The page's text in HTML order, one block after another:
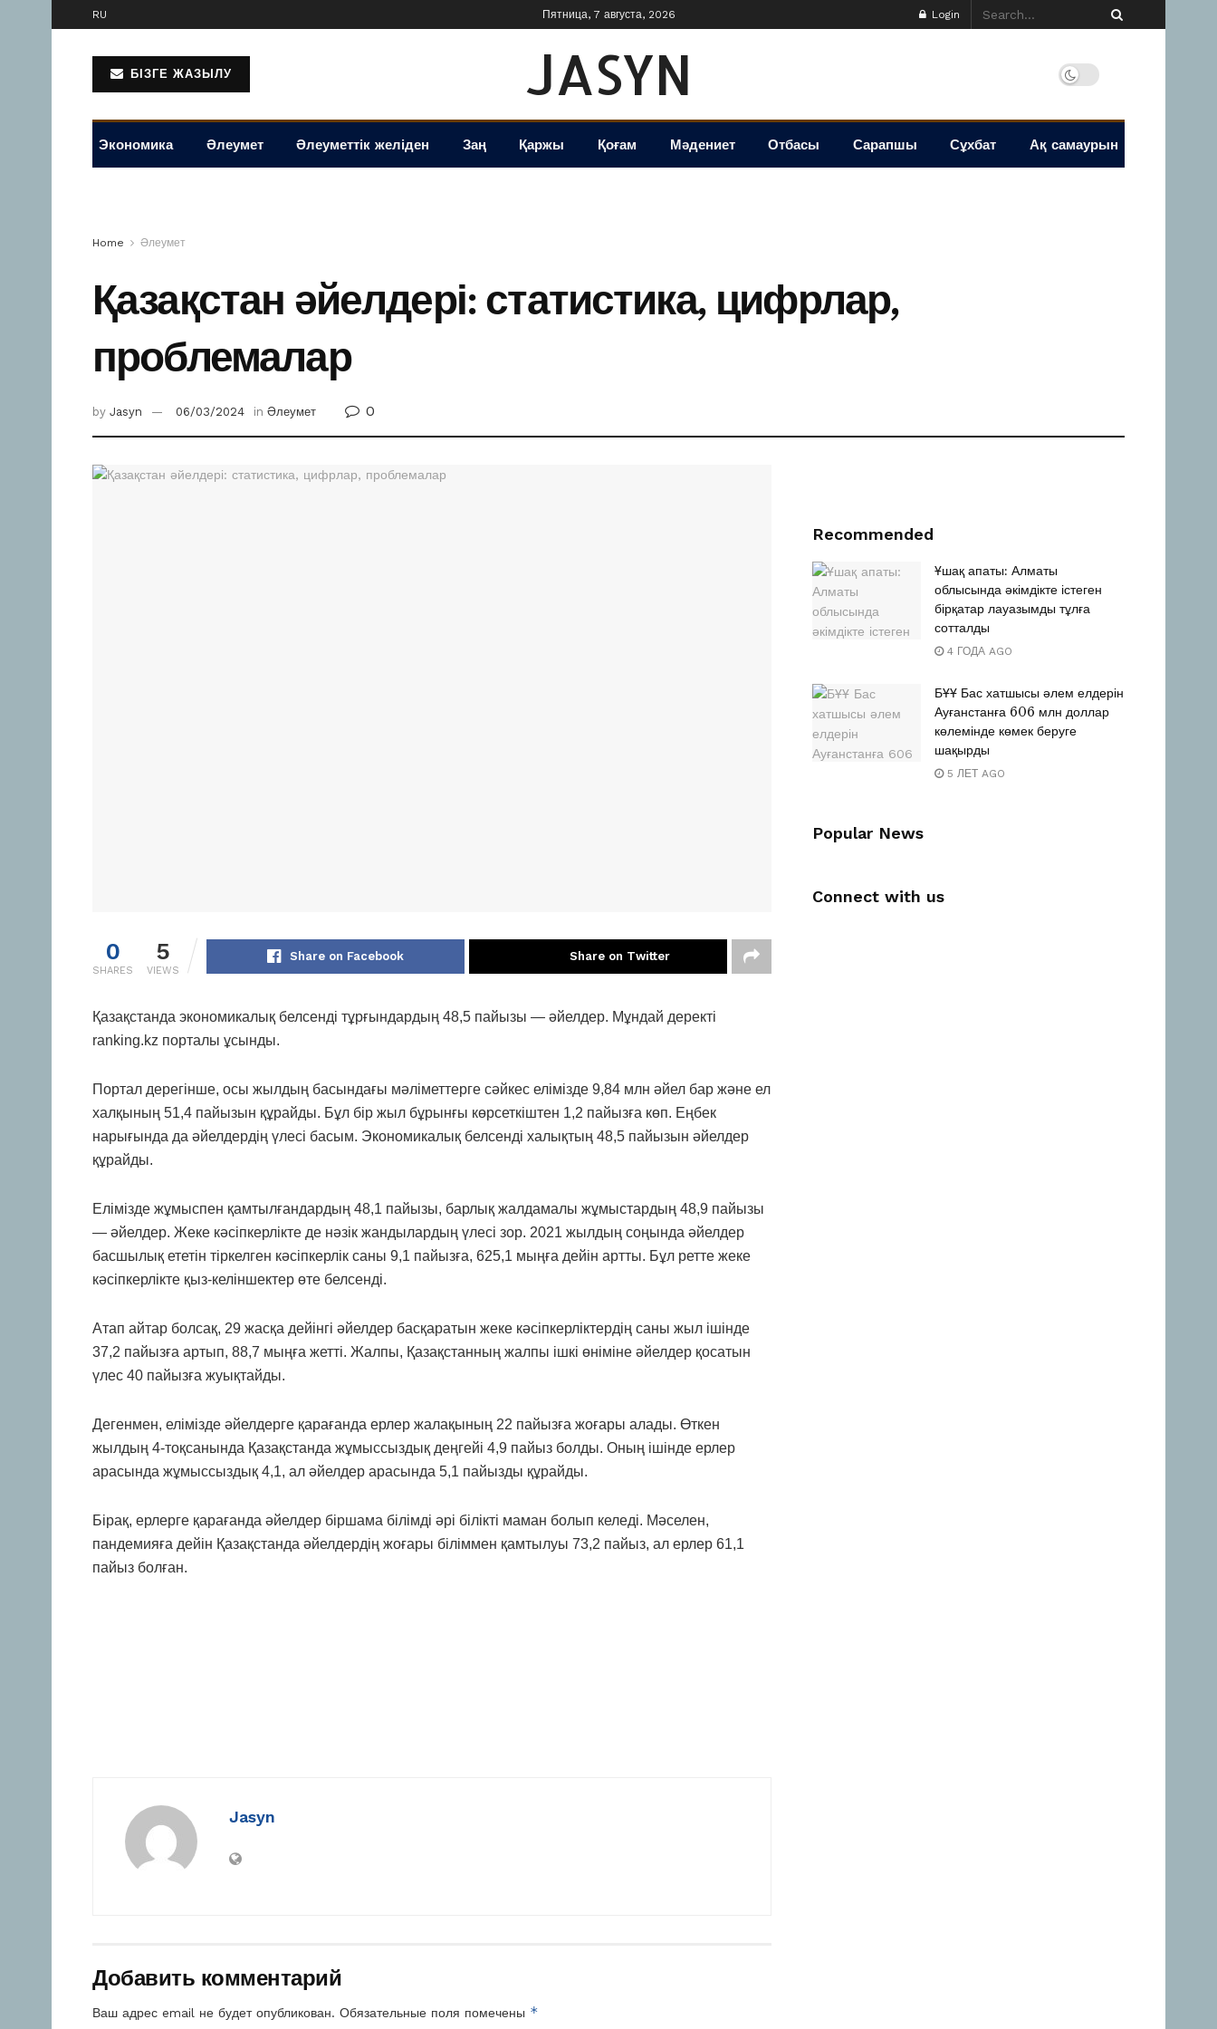
RU Пятница, 7 августа, 2026 Login
БІЗГЕ ЖАЗЫЛУ JASYN
Экономика Әлеумет Әлеуметтік желіден Заң Қаржы Қоғам Мәдениет Отбасы Сарапшы Сұхбат Ақ самаурын
Home Әлеумет
Қазақстан әйелдері: статистика, цифрлар,
проблемалар
by Jasyn 06/03/2024 in Әлеумет 0
0
SHARES
5
VIEWS
Share on Facebook Share on Twitter
Қазақстанда экономикалық белсенді тұрғындардың 48,5 пайызы — әйелдер. Мұндай деректі
ranking.kz порталы ұсынды.
Портал дерегінше, осы жылдың басындағы мәліметтерге сәйкес елімізде 9,84 млн әйел бар және ел
халқының 51,4 пайызын құрайды. Бұл бір жыл бұрынғы көрсеткіштен 1,2 пайызға көп. Еңбек
нарығында да әйелдердің үлесі басым. Экономикалық белсенді халықтың 48,5 пайызын әйелдер
құрайды.
Елімізде жұмыспен қамтылғандардың 48,1 пайызы, барлық жалдамалы жұмыстардың 48,9 пайызы
— әйелдер. Жеке кәсіпкерлікте де нәзік жандылардың үлесі зор. 2021 жылдың соңында әйелдер
басшылық ететін тіркелген кәсіпкерлік саны 9,1 пайызға, 625,1 мыңға дейін артты. Бұл ретте жеке
кәсіпкерлікте қыз-келіншектер өте белсенді.
Атап айтар болсақ, 29 жасқа дейінгі әйелдер басқаратын жеке кәсіпкерліктердің саны жыл ішінде
37,2 пайызға артып, 88,7 мыңға жетті. Жалпы, Қазақстанның жалпы ішкі өніміне әйелдер қосатын
үлес 40 пайызға жуықтайды.
Дегенмен, елімізде әйелдерге қарағанда ерлер жалақының 22 пайызға жоғары алады. Өткен
жылдың 4-тоқсанында Қазақстанда жұмыссыздық деңгейі 4,9 пайыз болды. Оның ішінде ерлер
арасында жұмыссыздық 4,1, ал әйелдер арасында 5,1 пайызды құрайды.
Бірақ, ерлерге қарағанда әйелдер біршама білімді әрі білікті маман болып келеді. Мәселен,
пандемияға дейін Қазақстанда әйелдердің жоғары біліммен қамтылуы 73,2 пайыз, ал ерлер 61,1
пайыз болған.
Jasyn
Добавить комментарий
Ваш адрес email не будет опубликован. Обязательные поля помечены *
Recommended
Ұшақ апаты: Алматы
облысында әкімдікте істеген
бірқатар лауазымды тұлға
сотталды
4 ГОДА AGO
БҰҰ Бас хатшысы әлем елдерін
Ауғанстанға 606 млн доллар
көлемінде көмек беруге
шақырды
5 ЛЕТ AGO
Popular News
Connect with us